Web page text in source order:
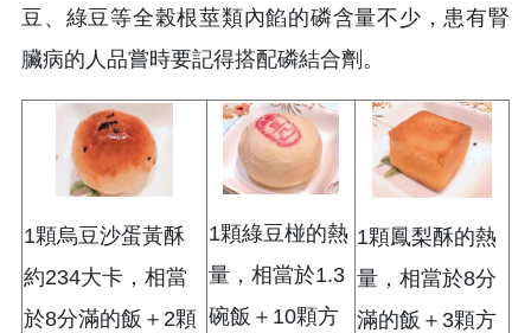
豆、綠豆等全榖根莖類內餡的磷含量不少，患有腎
臟病的人品嘗時要記得搭配磷結合劑。
1顆烏豆沙蛋黃酥
約234大卡，相當
於8分滿的飯＋2顆
1顆綠豆椪的熱
量，相當於1.3
碗飯＋10顆方
1顆鳳梨酥的熱
量，相當於8分
滿的飯＋3顆方